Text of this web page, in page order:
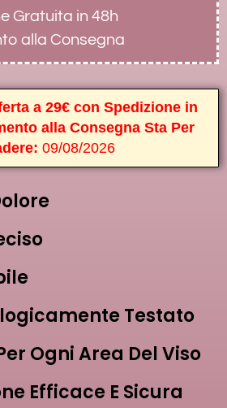
Gratuita in 48h
alla Consegna
a 29€ con Spedizione in
alla Consegna Sta Per
09/08/2026
Testato
Ogni Area Del Viso
Efficace E Sicura